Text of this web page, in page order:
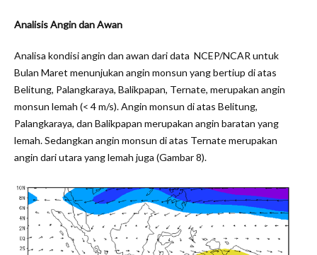
Analisis Angindan Awan
Analisa kondisi angin dan awan dari data NCEP/NCAR untuk
Bulan Maret menunjukan angin monsun yang bertiup di atas
Belitung, Palangkaraya, Balikpapan, Ternate, merupakan angin
monsun lemah (< 4 m/s). Angin monsun di atas Belitung,
Palangkaraya, dan Balikpapan merupakan angin baratan yang
lemah. Sedangkan angin monsun di atas Ternate merupakan
angin dari utara yang lemah juga (Gambar 8).